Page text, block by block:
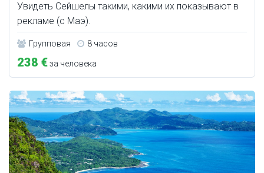
Увидеть Сейшелы такими, какими их показывают в
рекламе (с Маэ).
Групповая 8 часов
238 €за человека